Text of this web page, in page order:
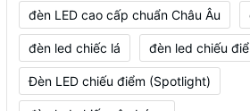
đèn LED cao cấp chuẩn Châu Âu
đèn led chiếc lá đèn led chiếu
Đèn LED chiếu điểm (Spotlight)